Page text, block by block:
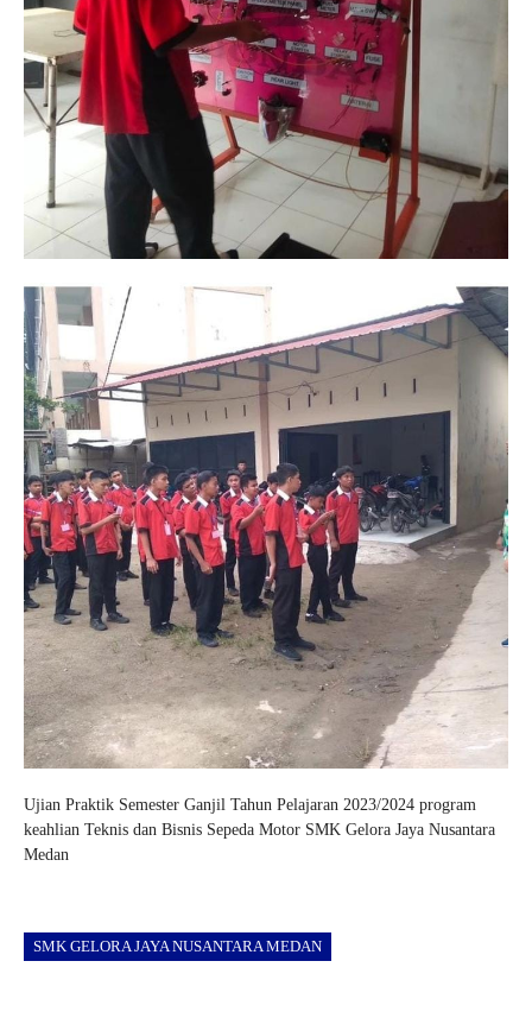
Ujian Praktik Semester Ganjil Tahun Pelajaran 2023/2024 program
keahlian Teknis dan Bisnis Sepeda Motor SMK Gelora Jaya Nusantara
Medan
SMK GELORA JAYA NUSANTARA MEDAN